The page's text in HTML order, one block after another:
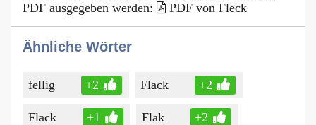
PDF ausgegeben werden:
PDF von Fleck
Ähnliche Wörter
fellig +2 Flack +2
Flack +1 Flak +2